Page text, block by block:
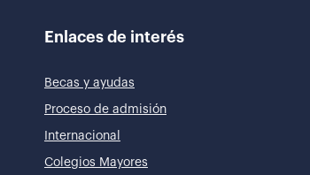
Enlaces de interés
Becas y ayudas
Proceso de admisión
Internacional
Colegios Mayores